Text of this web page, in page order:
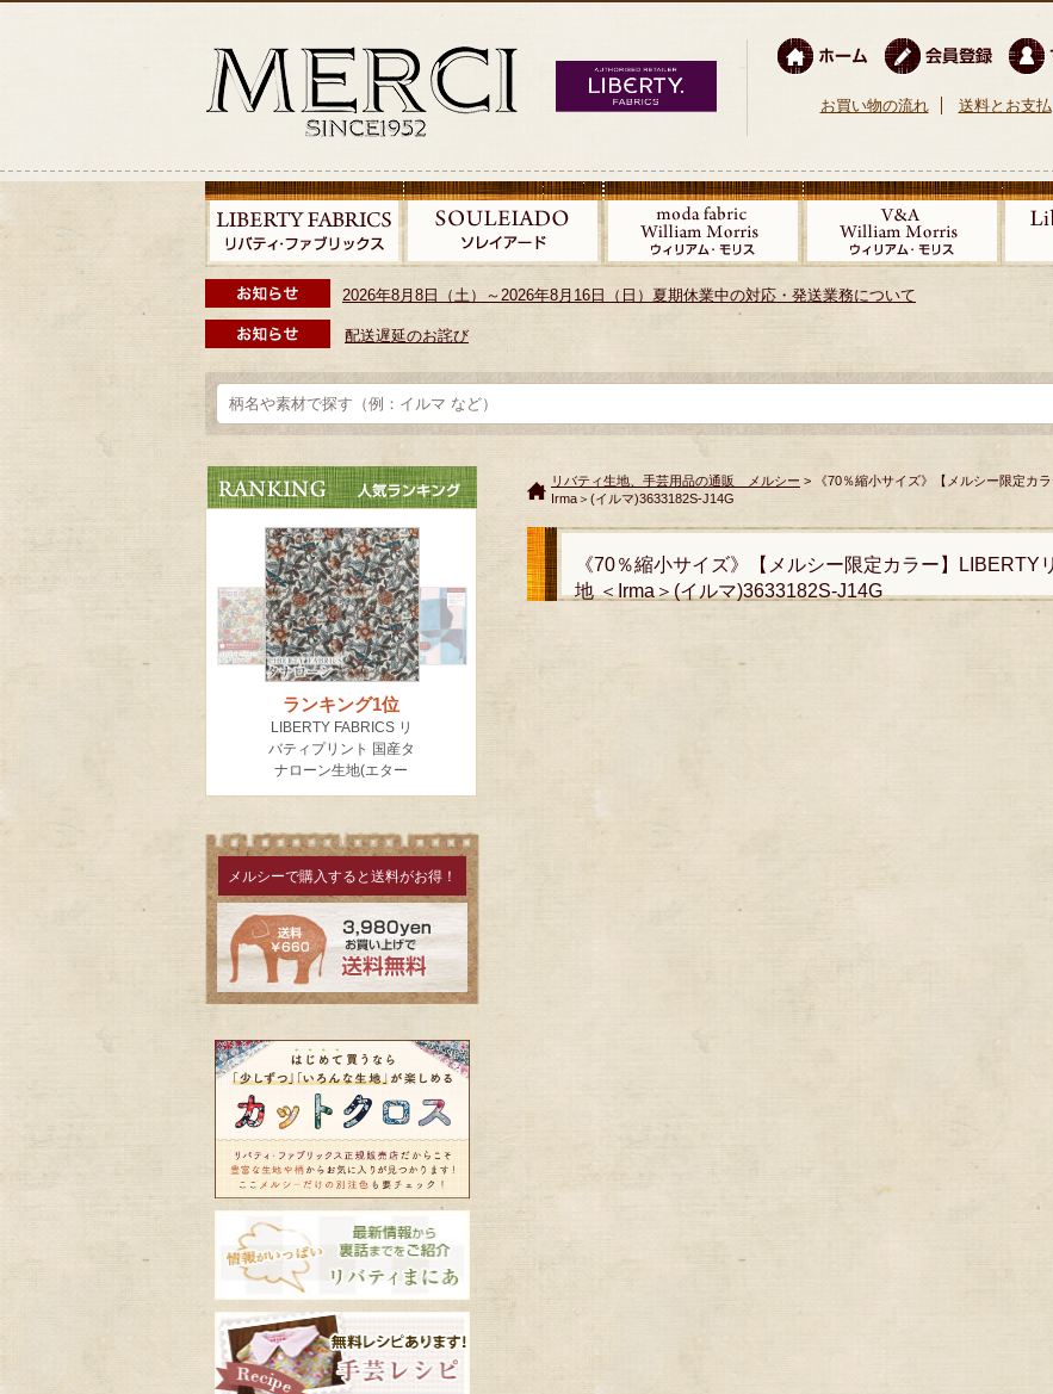
お買い物の流れ 送料とお支払
2026年8月8日（土）～2026年8月16日（日）夏期休業中の対応・発送業務について
配送遅延のお詫び
メルシーで購入すると送料がお得！
リバティ生地、手芸用品の通販 メルシー > 《70％縮小サイズ》【メルシー限定カ
Irma＞(イルマ)3633182S-J14G
《70％縮小サイズ》【メルシー限定カラー】
地 ＜Irma＞(イルマ)3633182S-J14G